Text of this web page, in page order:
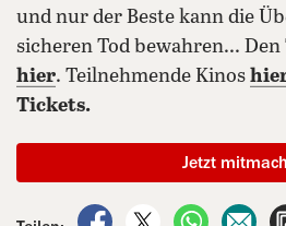
und nur der Beste kann die
sicheren Tod bewahren...
hier. Teilnehmende Kinos
Tickets.
auf Facebook teilen
auf X teilen
per
Jetzt